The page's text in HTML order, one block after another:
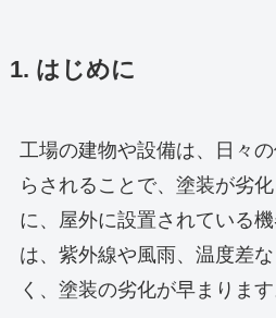
1. はじめに
工場の建物や設備は、日々
らされることで、塗装が劣
に、屋外に設置されている
は、紫外線や風雨、温度差
く、塗装の劣化が早まります